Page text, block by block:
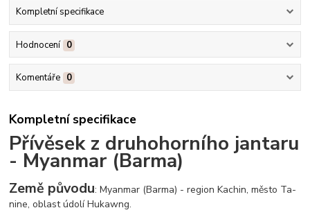
Kompletní specifikace
Hodnocení 0
Komentáře 0
Kompletní specifikace
Přívěsek z druhohorního jantaru
- Myanmar (Barma)
Země původu: Myanmar (Barma) - region Kachin, město Ta-
nine, oblast údolí Hukawng.